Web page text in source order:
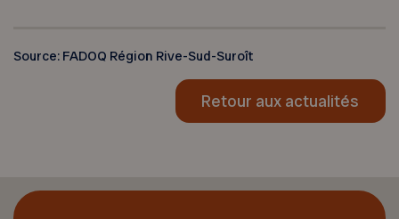
Source: FADOQ Région Rive-Sud-Suroît
Retour aux actualités